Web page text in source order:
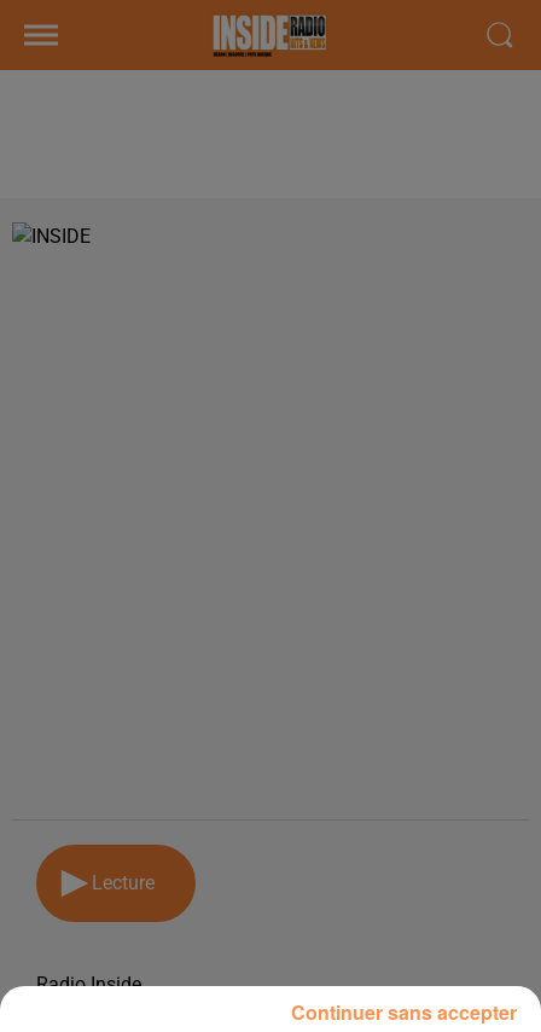
Lecture
Radio Inside
Continuer sans accepter